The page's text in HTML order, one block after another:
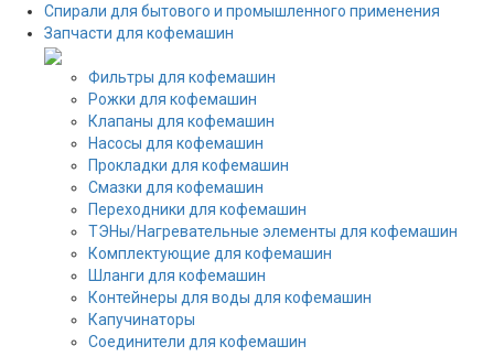
Спирали для бытового и промышленного применения
Запчасти для кофемашин
Фильтры для кофемашин
Рожки для кофемашин
Клапаны для кофемашин
Насосы для кофемашин
Прокладки для кофемашин
Смазки для кофемашин
Переходники для кофемашин
ТЭНы/Нагревательные элементы для кофемашин
Комплектующие для кофемашин
Шланги для кофемашин
Контейнеры для воды для кофемашин
Капучинаторы
Соединители для кофемашин